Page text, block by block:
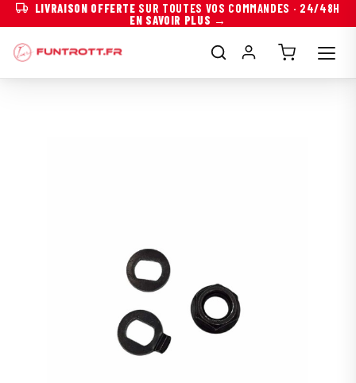
LIVRAISON OFFERTE SUR TOUTES VOS COMMANDES · 24/48H
EN SAVOIR PLUS →